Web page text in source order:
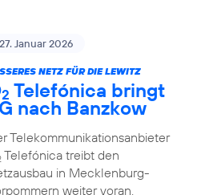
27. Januar 2026
NETZ FÜR DIE LEWITZ
2 Telefónica bringt
nach Banzkow
Telekommunikationsanbieter
Telefónica treibt den
in Mecklenburg-
weiter voran.